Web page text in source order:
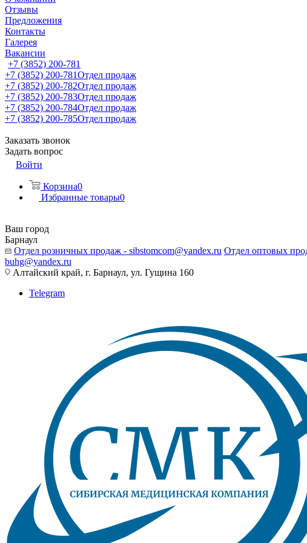
Отзывы
Предложения
Контакты
Галерея
Вакансии
+7 (3852) 200-781
+7 (3852) 200-781Отдел продаж
+7 (3852) 200-782Отдел продаж
+7 (3852) 200-783Отдел продаж
+7 (3852) 200-784Отдел продаж
+7 (3852) 200-785Отдел продаж
Заказать звонок
Задать вопрос
Войти
Корзина0
Избранные товары0
Ваш город
Барнаул
Отдел розничных продаж - sibstomcom@yandex.ru Отдел оптовых
buhg@yandex.ru
Алтайский край, г. Барнаул, ул. Гущина 160
Telegram